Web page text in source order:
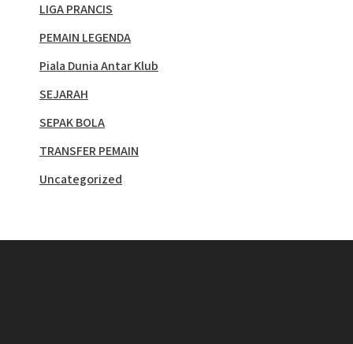
LIGA PRANCIS
PEMAIN LEGENDA
Piala Dunia Antar Klub
SEJARAH
SEPAK BOLA
TRANSFER PEMAIN
Uncategorized